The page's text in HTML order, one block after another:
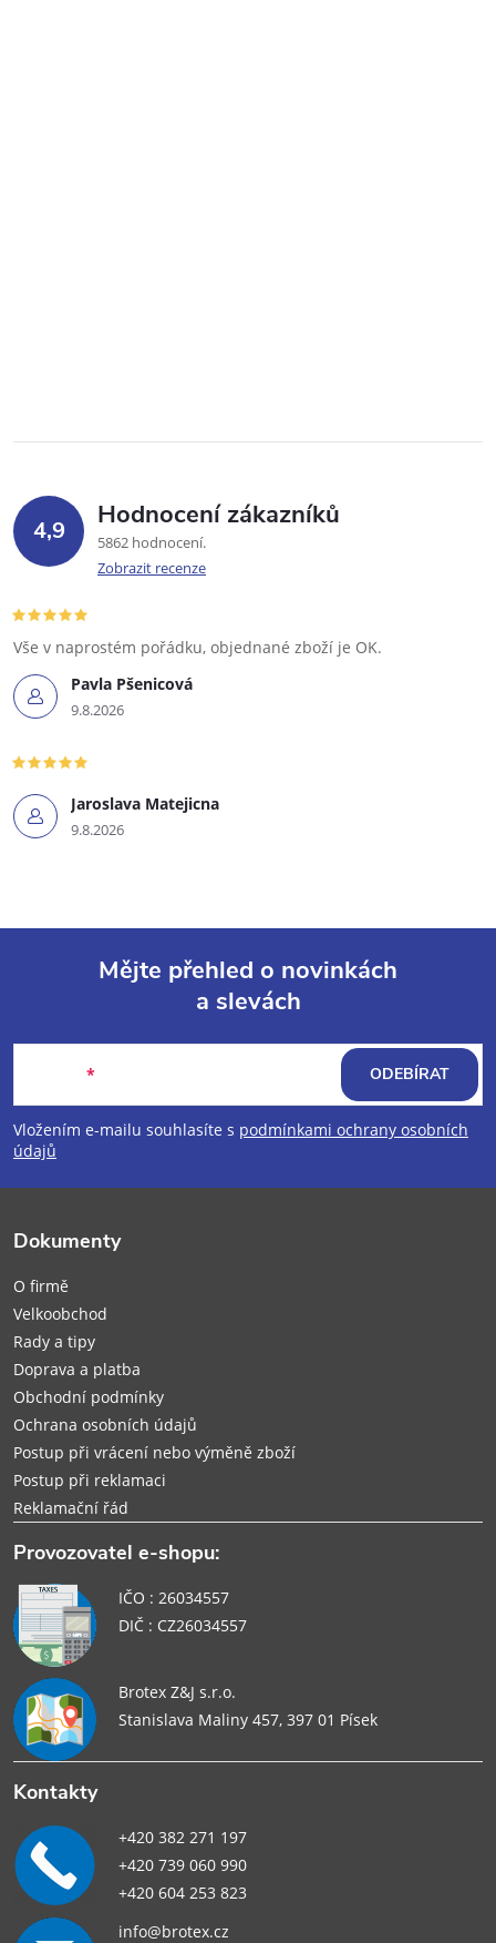
4,9 Hodnocení zákazníků
5862 hodnocení
Zobrazit recenze
Pavla Pšenicová
9.8.2026
Vše v naprostém pořádku, objednané zboží je OK.
Jaroslava Matejicna
9.8.2026
p
a
Mějte přehled o novinkách
a slevách
Vložením e-mailu souhlasíte s podmínkami ochrany osobních
údajů
ODEBÍRAT
Dokumenty
O firmě
Velkoobchod
Rady a tipy
Doprava a platba
Obchodní podmínky
Ochrana osobních údajů
Postup při vrácení nebo výměně zboží
Postup při reklamaci
Reklamační řád
Provozovatel e-shopu:
IČO : 26034557
DIČ : CZ26034557
Brotex Z&J s.r.o.
Stanislava Maliny 457, 397 01 Písek
Kontakty
+420 382 271 197
+420 739 060 990
+420 604 253 823
info@brotex.cz